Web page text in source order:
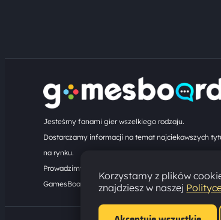
Jesteśmy fanami gier wszelkiego rodzaju.
Dostarczamy informacji na temat najciekawszych
na rynku.
Prowadzimy turnieje online. Działamy od 2008 roku.
GamesBoard.pl © 2026
Korzystamy z plików
znajdziesz w naszej